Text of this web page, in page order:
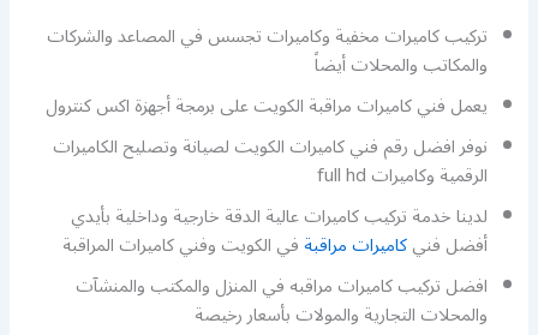
تركيب كاميرات مخفية وكاميرات تجسس في المصاعد والشركات
والمكاتب والمحلات أيضاً
يعمل فني كاميرات مراقبة الكويت على برمجة أجهزة اكس كنترول
نوفر افضل رقم فني كاميرات الكويت لصيانة وتصليح الكاميرات
الرقمية وكاميرات full hd
لدينا خدمة تركيب كاميرات عالية الدقة خارجية وداخلية بأيدي
أفضل فنيكاميرات مراقبةفي الكويت وفني كاميرات المراقبة
افضل تركيب كاميرات مراقبه في المنزل والمكتب والمنشآت
والمحلات التجارية والمولات بأسعار رخيصة